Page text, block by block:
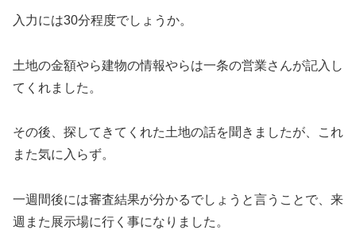
入力には30分程度でしょうか。
土地の金額やら建物の情報やらは一条の営業さんが記入し
てくれました。
その後、探してきてくれた土地の話を聞きましたが、これ
また気に入らず。
一週間後には審査結果が分かるでしょうと言うことで、来
週また展示場に行く事になりました。